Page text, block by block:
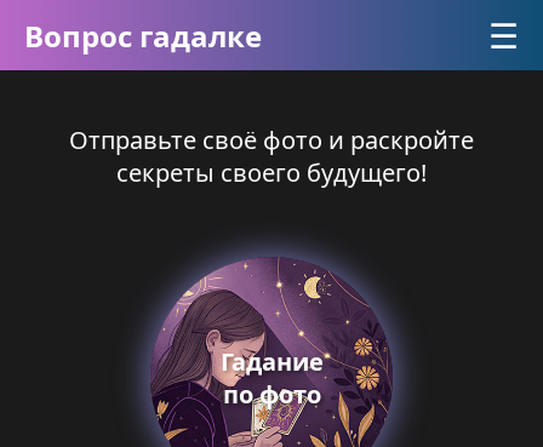
Вопрос гадалке ☰
Отправьте своё фото и раскройте
секреты своего будущего!
Гадание
по фото